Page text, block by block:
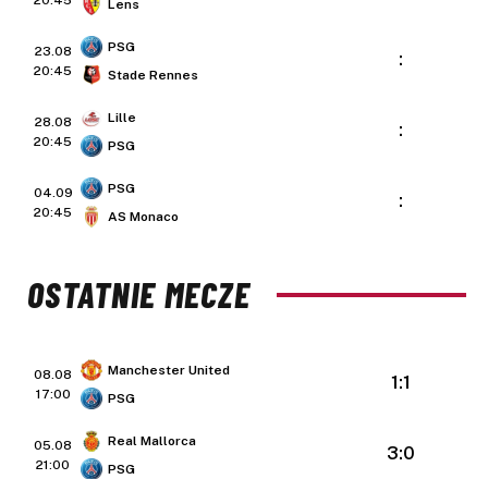
Lens
23.08
20:45
PSG
Stade Rennes
:
28.08
20:45
Lille
PSG
:
04.09
20:45
PSG
AS Monaco
:
OSTATNIE MECZE
08.08
17:00
Manchester United
PSG
1:1
05.08
21:00
Real Mallorca
PSG
3:0